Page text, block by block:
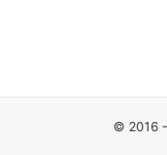
© 2016